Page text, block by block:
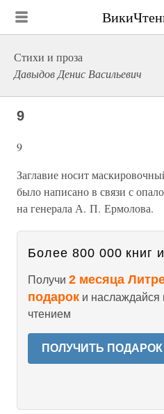
Стихи и проза
Давыдов Денис Васильевич
9
9
Заглавие носит
было написано в связи с
на генерала А. П. Ермолова.
Более 800 000 книг
Получи 2 месяца
подарок и наслаждайся
чтением
ПОЛУЧИТЬ ПОДАРОК